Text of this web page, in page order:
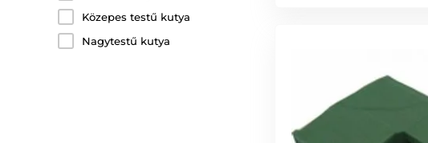
Közepes testű kutya
Nagytestű kutya